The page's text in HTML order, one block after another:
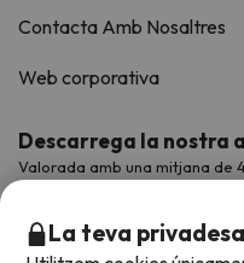
Contacta Amb Nosaltres
Web corporativa
Descarrega la nostra
Valorada amb una mitjana de
La teva